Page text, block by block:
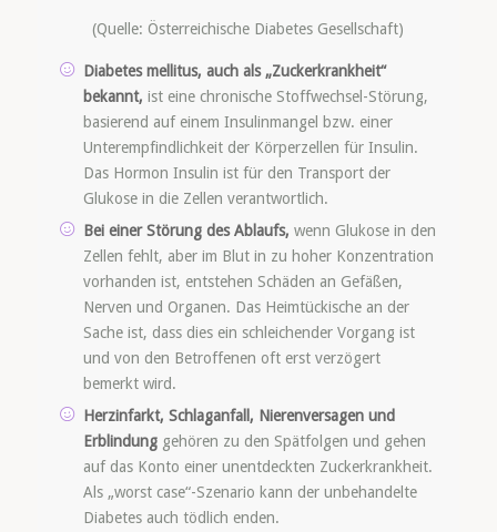
(Quelle: Österreichische Diabetes Gesellschaft)
Diabetes mellitus, auch als „Zuckerkrankheit“
bekannt, ist eine chronische Stoffwechsel-Störung,
basierend auf einem Insulinmangel bzw. einer
Unterempfindlichkeit der Körperzellen für Insulin.
Das Hormon Insulin ist für den Transport der
Glukose in die Zellen verantwortlich.
Bei einer Störung des Ablaufs, wenn Glukose in den
Zellen fehlt, aber im Blut in zu hoher Konzentration
vorhanden ist, entstehen Schäden an Gefäßen,
Nerven und Organen. Das Heimtückische an der
Sache ist, dass dies ein schleichender Vorgang ist
und von den Betroffenen oft erst verzögert
bemerkt wird.
Herzinfarkt, Schlaganfall, Nierenversagen und
Erblindunggehören zu den Spätfolgen und gehen
auf das Konto einer unentdeckten Zuckerkrankheit.
Als „worst case“-Szenario kann der unbehandelte
Diabetes auch tödlich enden.